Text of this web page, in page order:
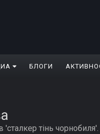
БЛОГИ
тінь чорнобиля'.